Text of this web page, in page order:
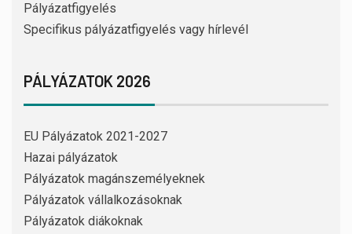
Pályázatfigyelés
Specifikus pályázatfigyelés vagy hírlevél
PÁLYÁZATOK 2026
EU Pályázatok 2021-2027
Hazai pályázatok
Pályázatok magánszemélyeknek
Pályázatok vállalkozásoknak
Pályázatok diákoknak